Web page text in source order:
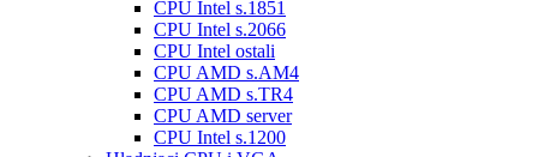
CPU Intel s.1851
CPU Intel s.2066
CPU Intel ostali
CPU AMD s.AM4
CPU AMD s.TR4
CPU AMD server
CPU Intel s.1200